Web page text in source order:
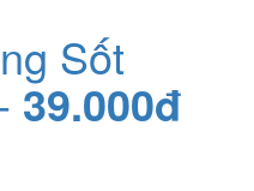
Sốt
39.000đ